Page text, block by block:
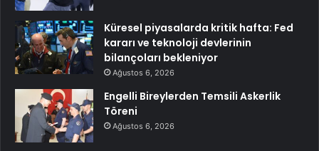
Küresel piyasalarda kritik hafta: Fed
kararı ve teknoloji devlerinin
bilançoları bekleniyor
Ağustos 6, 2026
Engelli Bireylerden Temsili Askerlik
Töreni
Ağustos 6, 2026